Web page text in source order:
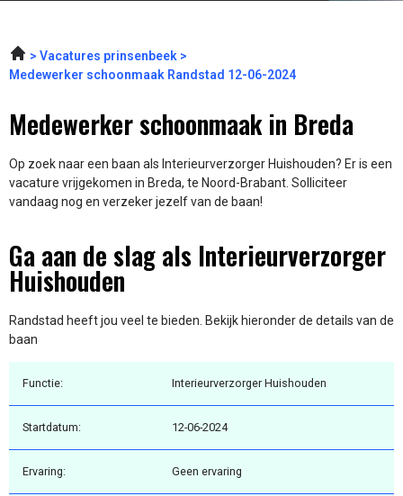
Vacatures prinsenbeek
Medewerker schoonmaak Randstad 12-06-2024
Medewerker schoonmaak in Breda
Op zoek naar een baan als Interieurverzorger Huishouden? Er is een
vacature vrijgekomen in Breda, te Noord-Brabant. Solliciteer
vandaag nog en verzeker jezelf van de baan!
Ga aan de slag als Interieurverzorger
Huishouden
Randstad heeft jou veel te bieden. Bekijk hieronder de details van de
baan
Functie: Interieurverzorger Huishouden
Startdatum: 12-06-2024
Ervaring: Geen ervaring